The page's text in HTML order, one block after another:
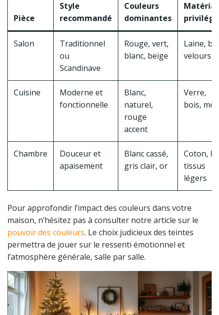
Pièce
Style
recommandé
Couleurs
dominantes
Salon
Traditionnel
ou
Scandinave
Rouge, vert,
blanc, beige
Laine,
velours
Cuisine
Moderne et
fonctionnelle
Blanc,
naturel,
rouge
accent
Verre,
bois,
Chambre
Douceur et
apaisement
Blanc cassé,
gris clair, or
Coton,
tissus
légers
Pour approfondir l’impact des couleurs dans votre
maison, n’hésitez pas à consulter notre article sur le
pouvoir des couleurs. Le choix judicieux des teintes
permettra de jouer sur le ressenti émotionnel et
l’atmosphère générale, salle par salle.